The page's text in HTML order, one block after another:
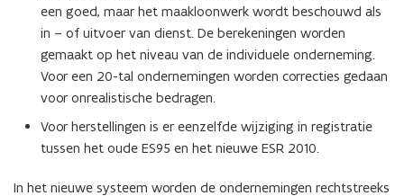
een goed, maar het maakloonwerk wordt beschouwd als
in – of uitvoer van dienst. De berekeningen worden
gemaakt op het niveau van de individuele onderneming.
Voor een 20-tal ondernemingen worden correcties gedaan
voor onrealistische bedragen.
Voor herstellingen is er eenzelfde wijziging in registratie
tussen het oude ES95 en het nieuwe ESR 2010.
In het nieuwe systeem worden de ondernemingen rechtstreeks